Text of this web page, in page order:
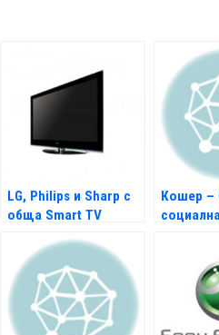
LG, Philips и Sharp с
обща Smart TV
Кошер –